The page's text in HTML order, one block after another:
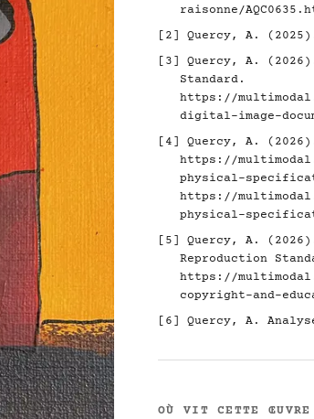
raisonne/
[2]
Quercy, A. (2025).
[3]
Quercy, A.
Standard.
https://
digital-image-
[4]
Quercy, A.
https://
physical-
https://
physical-
[5]
Quercy, A.
Reproduction
https://
copyright-and-
[6]
Quercy, A.
OÙ VIT CETTE ŒUVRE